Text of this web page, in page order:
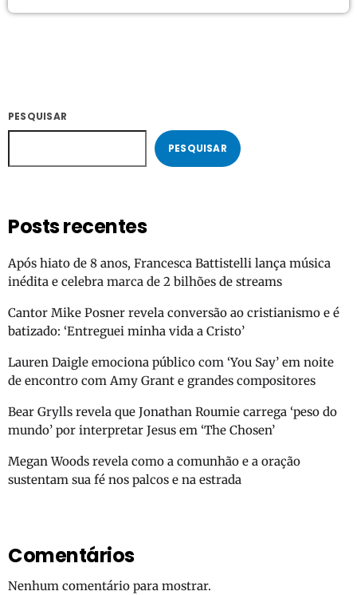
PESQUISAR
PESQUISAR
Posts recentes
Após hiato de 8 anos, Francesca Battistelli lança música
inédita e celebra marca de 2 bilhões de streams
Cantor Mike Posner revela conversão ao cristianismo e é
batizado: ‘Entreguei minha vida a Cristo’
Lauren Daigle emociona público com ‘You Say’ em noite
de encontro com Amy Grant e grandes compositores
Bear Grylls revela que Jonathan Roumie carrega ‘peso do
mundo’ por interpretar Jesus em ‘The Chosen’
Megan Woods revela como a comunhão e a oração
sustentam sua fé nos palcos e na estrada
Comentários
Nenhum comentário para mostrar.